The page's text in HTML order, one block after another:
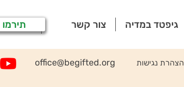
תירמו צור קשר גיפטד במדיה
office@begifted.org הצהרת נגישות